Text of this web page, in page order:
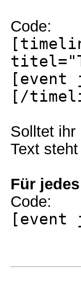
Code:
[/
Solltet ihr
Text
Für
Code: